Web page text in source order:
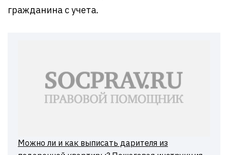
гражданина с учета.
Можно ли и как выписать дарителя из